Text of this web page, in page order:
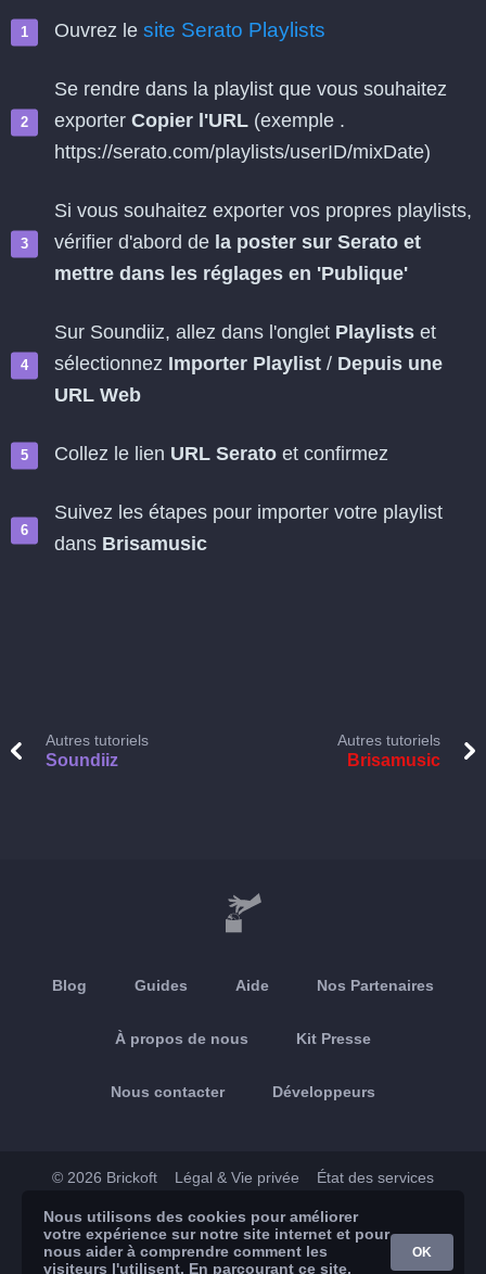
Ouvrez le site Serato Playlists
Se rendre dans la playlist que vous souhaitez
exporter Copier l'URL (exemple .
https://serato.com/playlists/userID/mixDate)
Si vous souhaitez exporter vos propres playlists,
vérifier d'abord de la poster sur Serato et
mettre dans les réglages en 'Publique'
Sur Soundiiz, allez dans l'onglet Playlists et
sélectionnez Importer Playlist / Depuis une
URL Web
Collez le lien URL Serato et confirmez
Suivez les étapes pour importer votre playlist
dans Brisamusic
Autres tutoriels
Soundiiz
Autres tutoriels
Brisamusic
Blog Guides Aide Nos Partenaires
À propos de nous Kit Presse
Nous contacter Développeurs
© 2026 Brickoft Légal & Vie privée État des services
App Store Google Play
Nous utilisons des cookies pour améliorer
votre expérience sur notre site internet et pour
nous aider à comprendre comment les
visiteurs l'utilisent. En parcourant ce site,
OK